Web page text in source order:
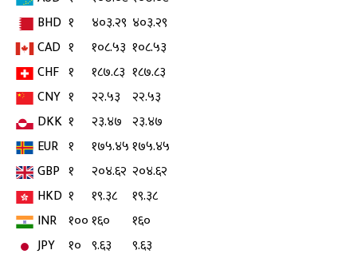
BHD १ ४०३.२९ ४०३.२९
CAD १ १०८.५३ १०८.५३
CHF १ १८७.८३ १८७.८३
CNY १ २२.५३
२२.५३
DKK १ २३.४७ २३.४७
EUR १ १७५.४५१७५.४५
GBP १ २०४.६२ २०४.६२
HKD १ १९.३८
१९.३८
INR १००१६०
१६०
JPY
१० ९.६३
९.६३